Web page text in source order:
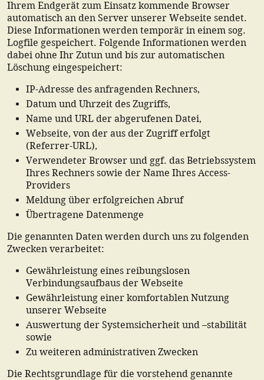
Ihrem Endgerät zum Einsatz kommende Browser
automatisch an den Server unserer Webseite sendet.
Diese Informationen werden temporär in einem sog.
Logfile gespeichert. Folgende Informationen werden
dabei ohne Ihr Zutun und bis zur automatischen
Löschung eingespeichert:
IP-Adresse des anfragenden Rechners,
Datum und Uhrzeit des Zugriffs,
Name und URL der abgerufenen Datei,
Webseite, von der aus der Zugriff erfolgt
(Referrer-URL),
Verwendeter Browser und ggf. das Betriebssystem
Ihres Rechners sowie der Name Ihres Access-
Providers
Meldung über erfolgreichen Abruf
Übertragene Datenmenge
Die genannten Daten werden durch uns zu folgenden
Zwecken verarbeitet:
Gewährleistung eines reibungslosen
Verbindungsaufbaus der Webseite
Gewährleistung einer komfortablen Nutzung
unserer Webseite
Auswertung der Systemsicherheit und –stabilität
sowie
Zu weiteren administrativen Zwecken
Die Rechtsgrundlage für die vorstehend genannte